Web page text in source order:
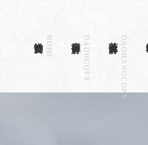
HOME DADHGQPX DAOHANGCDPX